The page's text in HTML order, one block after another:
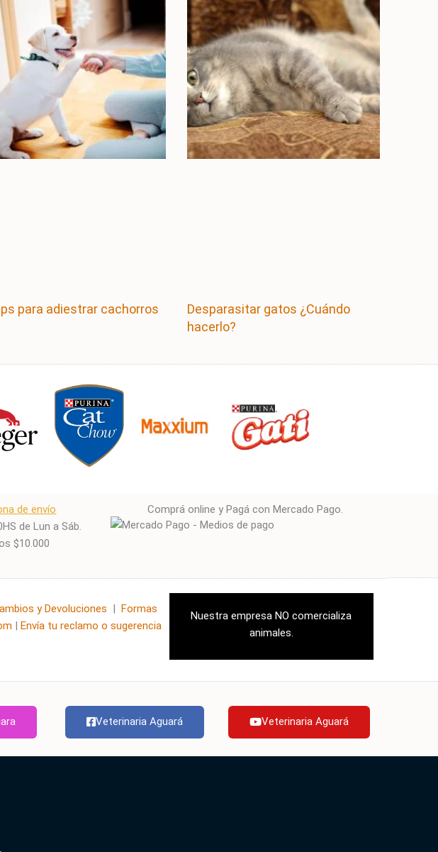
para adiestrar cachorros
Desparasitar gatos ¿Cuándo
hacerlo?
de envío
de Lun a Sáb.
$10.000
Comprá online y Pagá con Mercado Pago.
y Devoluciones | Formas
| Envía tu reclamo o sugerencia
Nuestra empresa NO comercializa
animales.
Veterinaria Aguará Veterinaria Aguará